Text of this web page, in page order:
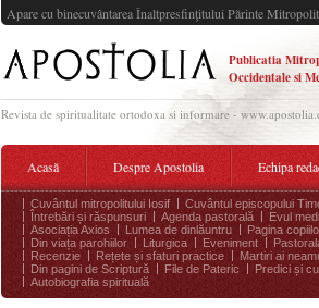
Apare cu binecuvântarea Înaltpresfinţitului Părinte
Publicatia
Occidentale si
Revista de spiritualitate ortodoxa si informare -
Acasă Despre Apostolia Echipa
Cuvântul mitropolitului Iosif Cuvântul episcopului
Întrebări și răspunsuri
Agenda pastorală Evul
Asociația Axios
Lumea de dinlăuntru Pagina
Din viața parohiilor
Liturgica Eveniment
Recenzie
Rețete și sfaturi practice Martiri ai
Din pagini de Scriptură
File de Pateric Predici și
Autobiografia spirituală